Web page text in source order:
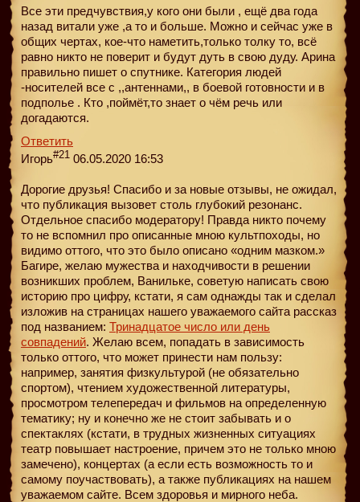
Все эти предчувствия,у кого они были , ещё два года
назад витали уже ,а то и больше. Можно и сейчас уже в
общих чертах, кое-что наметить,только толку то, всё
равно никто не поверит и будут дуть в свою дуду. Арина
правильно пишет о спутнике. Категория людей
-носителей все с ,,антеннами,, в боевой готовности и в
подполье . Кто ,поймёт,то знает о чём речь или
догадаются.
Ответить
Игорь#21 06.05.2020 16:53
Дорогие друзья! Спасибо и за новые отзывы, не ожидал,
что публикация вызовет столь глубокий резонанс.
Отдельное спасибо модератору! Правда никто почему
то не вспомнил про описанные мною культпоходы, но
видимо оттого, что это было описано «одним мазком.»
Багире, желаю мужества и находчивости в решении
возникших проблем, Ванильке, советую написать свою
историю про цифру, кстати, я сам однажды так и сделал
изложив на страницах нашего уважаемого сайта рассказ
под названием: Тринадцатое число или день
совпадений. Желаю всем, попадать в зависимость
только оттого, что может принести нам пользу:
например, занятия физкультурой (не обязательно
спортом), чтением художественной литературы,
просмотром телепередач и фильмов на определенную
тематику; ну и конечно же не стоит забывать и о
спектаклях (кстати, в трудных жизненных ситуациях
театр повышает настроение, причем это не только мною
замечено), концертах (а если есть возможность то и
самому поучаствовать), а также публикациях на нашем
уважаемом сайте. Всем здоровья и мирного неба.